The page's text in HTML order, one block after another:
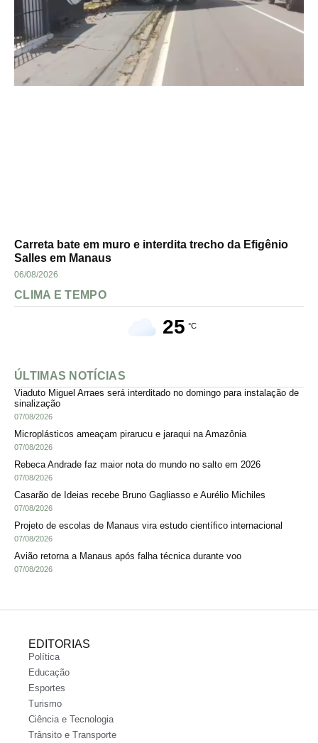
Carreta bate em muro e interdita trecho da Efigênio
Salles em Manaus
06/08/2026
CLIMA E TEMPO
25 °C
ÚLTIMAS NOTÍCIAS
Viaduto Miguel Arraes será interditado no domingo para instalação de
sinalização
07/08/2026
Microplásticos ameaçam pirarucu e jaraqui na Amazônia
07/08/2026
Rebeca Andrade faz maior nota do mundo no salto em 2026
07/08/2026
Casarão de Ideias recebe Bruno Gagliasso e Aurélio Michiles
07/08/2026
Projeto de escolas de Manaus vira estudo científico internacional
07/08/2026
Avião retorna a Manaus após falha técnica durante voo
07/08/2026
EDITORIAS
Política
Educação
Esportes
Turismo
Ciência e Tecnologia
Trânsito e Transporte